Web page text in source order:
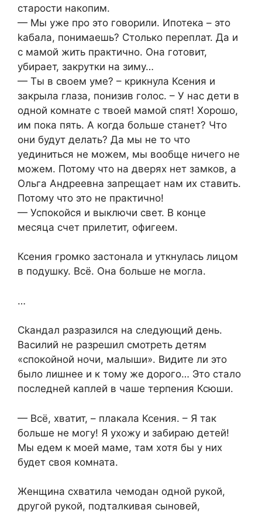
старости накопим.
— Мы уже про это говорили. Ипотека – это
kабала, понимаешь? Столько переплат. Да и
с мамой жить практично. Она готовит,
убирает, закрутки на зиму…
— Ты в своем уме? – крикнула Ксения и
закрыла глаза, понизив голос. – У нас дети в
одной комнате с твоей мамой спят! Хорошо,
им пока пять. А когда больше станет? Что
они будут делать? Да мы не то что
уединиться не можем, мы вообще ничего не
можем. Потому что на дверях нет замков, а
Ольга Андреевна запрещает нам их ставить.
Потому что это не практично!
— Успокойся и выключи свет. В конце
месяца счет прилетит, офигеем.
Ксения громко застонала и уткнулась лицом
в подушку. Всё. Она больше не могла.
…
Сkандал разразился на следующий день.
Василий не разрешил смотреть детям
«спокойной ночи, малыши». Видите ли это
было лишнее и к тому же дорого… Это стало
последней каплей в чаше терпения Ксюши.
— Всё, хватит, – плакала Ксения. – Я так
больше не могу! Я ухожу и забираю детей!
Мы едем к моей маме, там хотя бы у них
будет своя комната.
Женщина схватила чемодан одной рукой,
другой рукой, подталкивая сыновей,